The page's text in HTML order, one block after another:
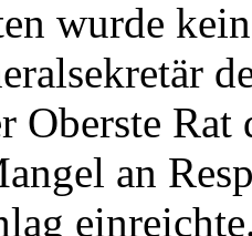
wurde
Oberste
an